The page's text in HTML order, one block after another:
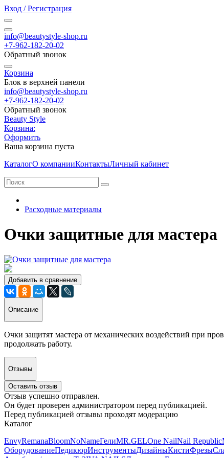
Вход / Регистрация
info@beautystyle-shop.ru
+7-962-182-20-02
Обратный звонок
Корзина
Блок в верхней панели
info@beautystyle-shop.ru
+7-962-182-20-02
Обратный звонок
Beauty Style
Корзина:
Оформить
Ваша корзина пуста
КаталогО компанииКонтактыЛичный кабинет
Расходные материалы
Очки защитные для мастера
Добавить в сравнение
Описание
Очки защитят мастера от механических воздействий при
продолжать работу.
Отзывы
Оставить отзыв
Отзыв успешно отправлен.
Он будет проверен администратором перед публикацией.
Перед публикацией отзывы проходят модерацию
Каталог
EnvyRemanaBloomNoNameГелиMR.GELOne NailNail Republic
ОборудованиеПедикюрИнструментыДизайныКистиФрезы